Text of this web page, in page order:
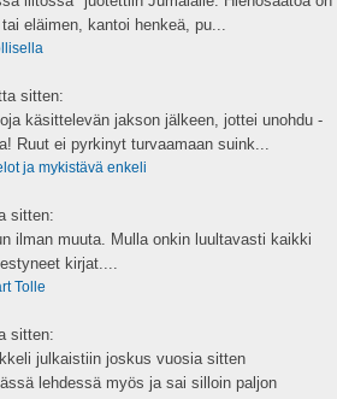
eläimen, kantoi henkeä, pu...
sitten:
käsittelevän jakson jälkeen, jottei unohdu -
Ruut ei pyrkinyt turvaamaan suink...
ja mykistävä enkeli
sitten:
ilman muuta. Mulla onkin luultavasti kaikki
kirjat....
Tolle
sitten:
julkaistiin joskus vuosia sitten
lehdessä myös ja sai silloin paljon